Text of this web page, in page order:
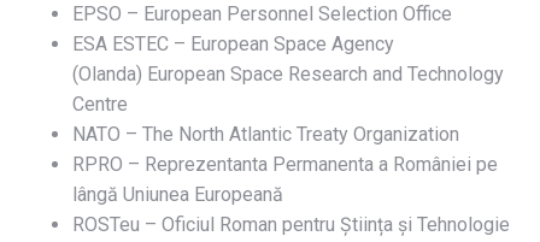
EPSO – European Personnel Selection Office
ESA ESTEC – European Space Agency
(Olanda) European Space Research and Technology
Centre
NATO – The North Atlantic Treaty Organization
RPRO – Reprezentanta Permanenta a României pe
lângă Uniunea Europeană
ROSTeu – Oficiul Roman pentru Știința și Tehnologie